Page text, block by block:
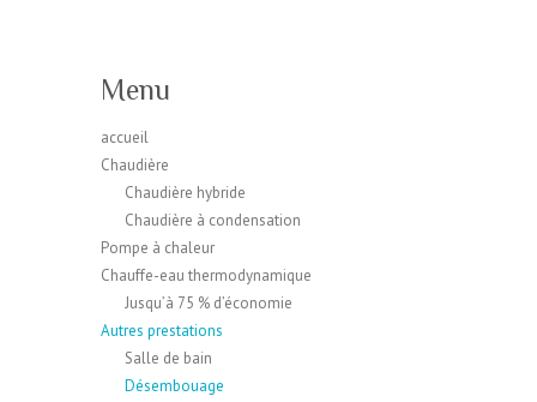
Menu
accueil
Chaudière
Chaudière hybride
Chaudière à condensation
Pompe à chaleur
Chauffe-eau thermodynamique
Jusqu’à 75 % d’économie
Autres prestations
Salle de bain
Désembouage